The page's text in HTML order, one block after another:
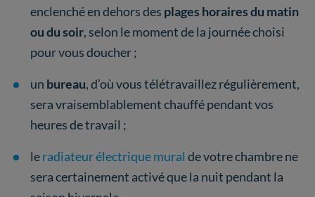
enclenché en dehors des plages horaires du matin
ou du soir, selon le moment de la journée choisi
pour vous doucher ;
un bureau, d’où vous télétravaillez régulièrement,
sera vraisemblablement chauffé pendant vos
heures de travail ;
leradiateur électrique mural de votre chambre ne
sera certainement activé que la nuit pendant la